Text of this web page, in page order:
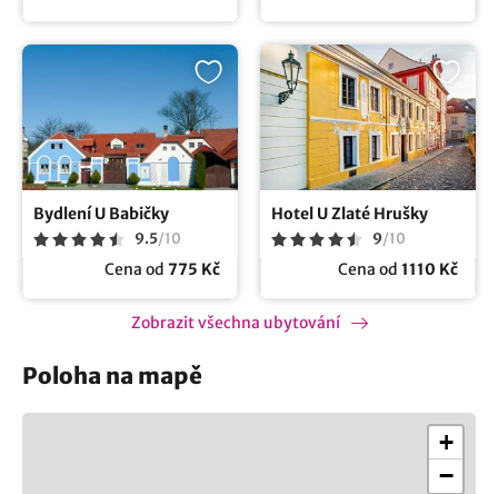
Bydlení U Babičky
9.5/10
Cena od 775 Kč
Hotel U Zlaté Hrušky
9/10
Cena od 1110 Kč
Zobrazit všechna ubytování
Poloha na mapě
+
−